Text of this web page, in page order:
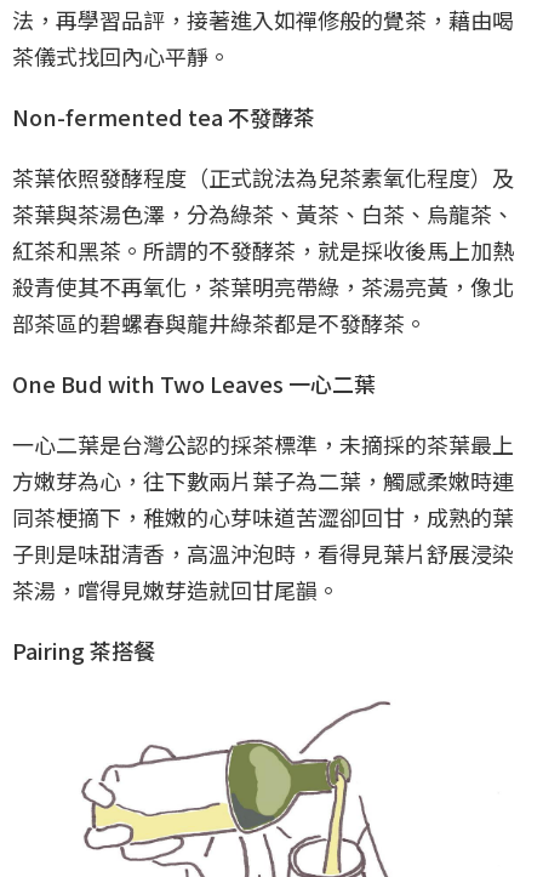
法，再學習品評，接著進入如禪修般的覺茶，藉由喝
茶儀式找回內心平靜。
Non-fermented tea 不發酵茶
茶葉依照發酵程度（正式說法為兒茶素氧化程度）及
茶葉與茶湯色澤，分為綠茶、黃茶、白茶、烏龍茶、
紅茶和黑茶。所謂的不發酵茶，就是採收後馬上加熱
殺青使其不再氧化，茶葉明亮帶綠，茶湯亮黃，像北
部茶區的碧螺春與龍井綠茶都是不發酵茶。
One Bud with Two Leaves 一心二葉
一心二葉是台灣公認的採茶標準，未摘採的茶葉最上
方嫩芽為心，往下數兩片葉子為二葉，觸感柔嫩時連
同茶梗摘下，稚嫩的心芽味道苦澀卻回甘，成熟的葉
子則是味甜清香，高溫沖泡時，看得見葉片舒展浸染
茶湯，嚐得見嫩芽造就回甘尾韻。
Pairing 茶搭餐